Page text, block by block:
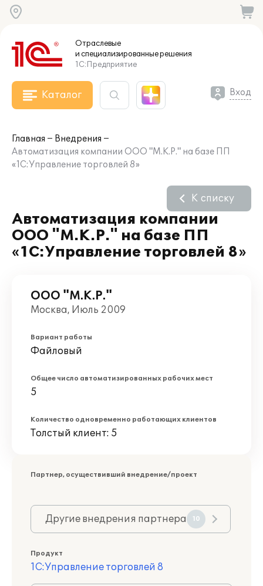
Отраслевые
и специализированныерешения
1С:Предприятие
Каталог Вход
Главная
Внедрения
Автоматизация компании ООО "М.К.Р." на базе ПП
«1С:Управление торговлей 8»
Автоматизация компании
ООО "М.К.Р." на базе ПП
«1С:Управление торговлей 8»
К списку
ООО "М.К.Р."
Москва, Июль 2009
Вариант работы
Файловый
Общее число автоматизированных рабочих мест
5
Количество одновременно работающих клиентов
Толстый клиент: 5
Партнер, осуществивший внедрение/проект
Другие внедрения партнера 10
Продукт
1С:Управление торговлей 8